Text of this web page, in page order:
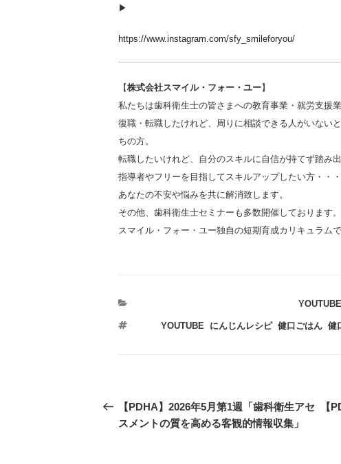
▶︎
https://www.instagram.com/sfy_smileforyou/
【株式会社スマイル・フォー・ユー】
私たちは歯科衛生士の皆さまへの教育事業・就労支援業
復職・転職したけれど、周りに相談できる人がいない
ちの方。
転職したいけれど、自分のスキルに自信が持てず踏み出
指導者やフリーを目指してスキルアップしたい方・・・
あなたの不安や悩みを共に解消致します。
その他、歯科衛生士セミナーも多数開催しております。
スマイル・フォー・ユー独自の短期育成カリキュラム
カ
ゴ
タ
YOUTUBE にんじんレシピ,健口ごはん ,健
投
稿
過
去
【PDHA】2026年5月第1週「歯科衛生アセ
スメントの質を高める客観的情報収集」
次
【